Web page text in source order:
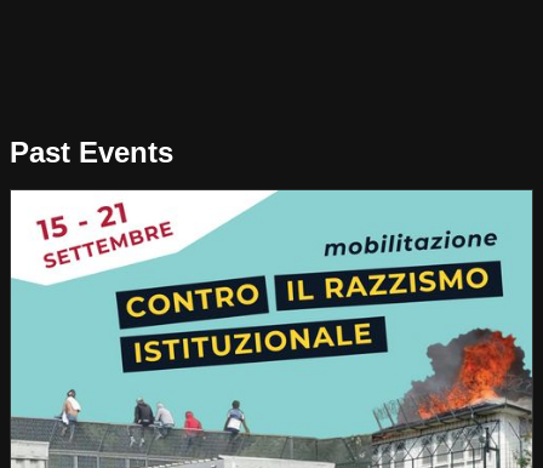
Past Events